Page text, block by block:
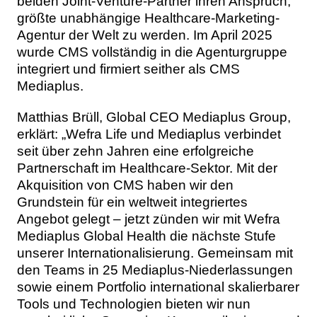
größte unabhängige Healthcare-Marketing-
Agentur der Welt zu werden. Im April 2025
wurde CMS vollständig in die Agenturgruppe
integriert und firmiert seither als CMS
Mediaplus.
Matthias Brüll, Global CEO Mediaplus Group,
erklärt: „Wefra Life und Mediaplus verbindet
seit über zehn Jahren eine erfolgreiche
Partnerschaft im Healthcare-Sektor. Mit der
Akquisition von CMS haben wir den
Grundstein für ein weltweit integriertes
Angebot gelegt – jetzt zünden wir mit Wefra
Mediaplus Global Health die nächste Stufe
unserer Internationalisierung. Gemeinsam mit
den Teams in 25 Mediaplus-Niederlassungen
sowie einem Portfolio international skalierbarer
Tools und Technologien bieten wir nun